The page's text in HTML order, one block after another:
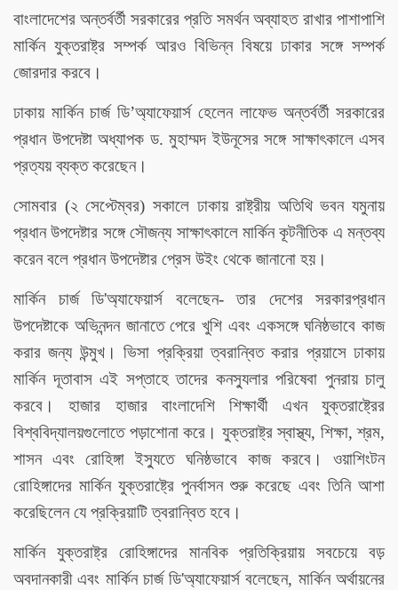
বাংলাদেশের অন্তর্বর্তী সরকারের প্রতি সমর্থন অব্যাহত রাখার পাশাপাশি
মার্কিন যুক্তরাষ্ট্র সম্পর্ক আরও বিভিন্ন বিষয়ে ঢাকার সঙ্গে সম্পর্ক
জোরদার করবে।
ঢাকায় মার্কিন চার্জ ডি’অ্যাফেয়ার্স হেলেন লাফেভ অন্তর্বর্তী সরকারের
প্রধান উপদেষ্টা অধ্যাপক ড. মুহাম্মদ ইউনূসের সঙ্গে সাক্ষাৎকালে এসব
প্রত্যয় ব্যক্ত করেছেন।
সোমবার (২ সেপ্টেম্বর) সকালে ঢাকায় রাষ্ট্রীয় অতিথি ভবন যমুনায়
প্রধান উপদেষ্টার সঙ্গে সৌজন্য সাক্ষাৎকালে মার্কিন কূটনীতিক এ মন্তব্য
করেন বলে প্রধান উপদেষ্টার প্রেস উইং থেকে জানানো হয়।
মার্কিন চার্জ ডি'অ্যাফেয়ার্স বলেছেন- তার দেশের সরকারপ্রধান
উপদেষ্টাকে অভিনন্দন জানাতে পেরে খুশি এবং একসঙ্গে ঘনিষ্ঠভাবে কাজ
করার জন্য উন্মুখ। ভিসা প্রক্রিয়া ত্বরান্বিত করার প্রয়াসে ঢাকায়
মার্কিন দূতাবাস এই সপ্তাহে তাদের কনস্যুলার পরিষেবা পুনরায় চালু
করবে। হাজার হাজার বাংলাদেশি শিক্ষার্থী এখন যুক্তরাষ্ট্রের
বিশ্ববিদ্যালয়গুলোতে পড়াশোনা করে। যুক্তরাষ্ট্র স্বাস্থ্য, শিক্ষা, শ্রম,
শাসন এবং রোহিঙ্গা ইস্যুতে ঘনিষ্ঠভাবে কাজ করবে। ওয়াশিংটন
রোহিঙ্গাদের মার্কিন যুক্তরাষ্ট্রে পুনর্বাসন শুরু করেছে এবং তিনি আশা
করেছিলেন যে প্রক্রিয়াটি ত্বরান্বিত হবে।
মার্কিন যুক্তরাষ্ট্র রোহিঙ্গাদের মানবিক প্রতিক্রিয়ায় সবচেয়ে বড়
অবদানকারী এবং মার্কিন চার্জ ডি'অ্যাফেয়ার্স বলেছেন, মার্কিন অর্থায়নের